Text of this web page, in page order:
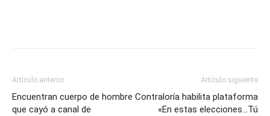
Artículo anterior
Encuentran cuerpo de hombre
que cayó a canal de
Artículo siguiente
Contraloría habilita plataforma
«En estas elecciones…Tú